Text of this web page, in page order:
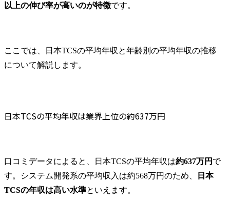
日本TCSと競合他社の年収を徹底比較
日本TCSを選ぶ経済的なメリット・デメリット
日本TCSが 「激務で高給」は本当？労働環境の実態
未経験から日本TCSへ転職する場合の年収相場
まとめ
よくある質問
以上の伸び率が高いのが特徴です。
ここでは、日本TCSの平均年収と年齢別の平均年収の推移
について解説します。
日本TCSの平均年収は業界上位の約637万円
口コミデータによると、日本TCSの平均年収は約637万円 で
す。システム開発系の平均収入は約568万円のため、
日本
TCSの年収は高い水準といえます。